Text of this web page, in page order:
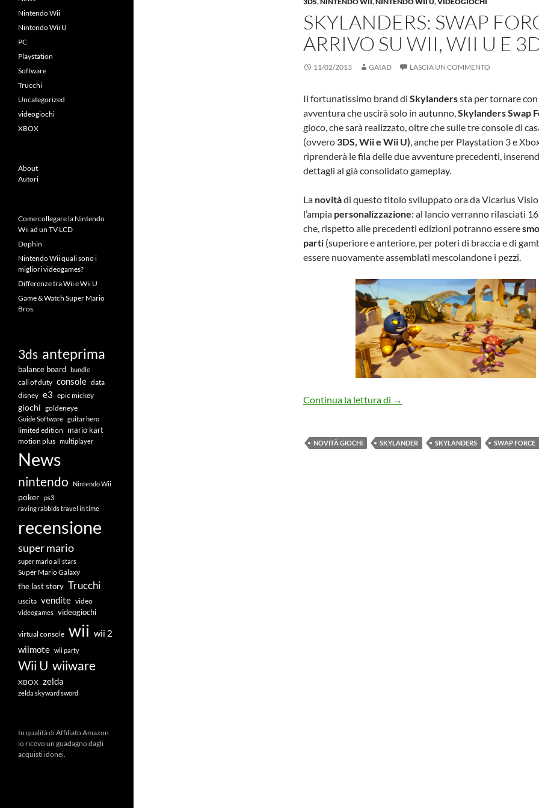
SKYLANDERS: SWAP
ARRIVO SU WII, WII U E
11/02/2013 GAIAD LASCIA UN COMMENTO
Il fortunatissimo brand di Skylanderssta per tornare
avventura che uscirà solo in autunno,Skylanders Swap
gioco, che sarà realizzato, oltre che sulle tre console di
(ovvero 3DS, Wii e Wii U), anche per Playstation 3 e
riprenderà le fila delle due avventure precedenti,
dettagli al già consolidato gameplay.
La novitàdi questo titolo sviluppato ora da Vicarius
l’ampia personalizzazione: al lancio verranno rilasciati
che, rispetto alle precedenti edizioni potranno essere
parti (superiore e anteriore, per poteri di braccia e di
essere nuovamente assemblati mescolandone i pezzi.
Continua la lettura di Skylanders: Swap Force, in arrivo su
→
NOVITÀ GIOCHI SKYLANDER SKYLANDERS SWAP FORCE
Nintendo Wii
Nintendo Wii U
PC
Playstation
Software
Trucchi
Uncategorized
videogiochi
XBOX
About
Autori
Come collegare la Nintendo
Wii ad un TV LCD
Dophin
Nintendo Wii quali sono i
migliori videogames?
Differenze tra Wii e Wii U
Game & Watch Super Mario
Bros.
3ds anteprima
balance board bundle
call of duty console data
disney e3 epic mickey
giochi goldeneye
Guide Software guitar hero
limited edition mario kart
motion plus multiplayer
News
nintendo Nintendo Wii
poker ps3
raving rabbids travel in time
recensione
super mario
super mario all stars
Super Mario Galaxy
the last story Trucchi
uscita vendite video
videogames videogiochi
virtual console wii wii 2
wiimote wii party
Wii U wiiware
XBOX zelda
zelda skyward sword
In qualità di Affiliato Amazon
io ricevo un guadagno dagli
acquisti idonei.